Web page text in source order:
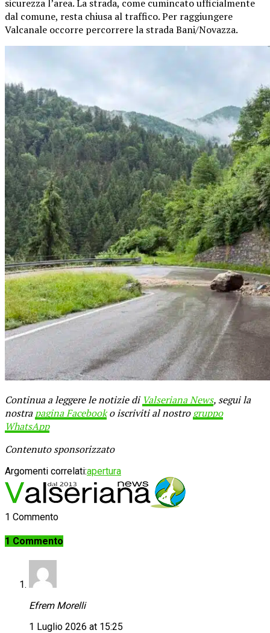
sicurezza l’area. La strada, come cumincato ufficialmente
dal comune, resta chiusa al traffico. Per raggiungere
Valcanale occorre percorrere la strada Bani/Novazza.
Continua a leggere le notizie di Valseriana News, segui la
nostrapagina Facebooko iscriviti al nostrogruppo
WhatsApp
Contenuto sponsorizzato
Argomenti correlati:apertura
1 Commento
1 Commento
Efrem Morelli
1 Luglio 2026 at 15:25